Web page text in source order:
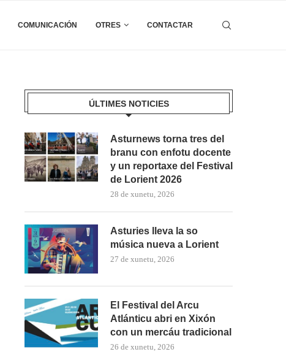
COMUNICACIÓN OTRES CONTACTAR
ÚLTIMES NOTICIES
Asturnews torna tres del
branu con enfotu docente
y un reportaxe del Festival
de Lorient 2026
28 de xunetu, 2026
Asturies lleva la so
música nueva a Lorient
27 de xunetu, 2026
El Festival del Arcu
Atlánticu abri en Xixón
con un mercáu tradicional
26 de xunetu, 2026